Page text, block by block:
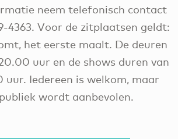
neem telefonisch contact
4363. Voor de zitplaatsen geldt:
het eerste maalt. De deuren
uur en de shows duren van
Iedereen is welkom, maar
wordt aanbevolen.